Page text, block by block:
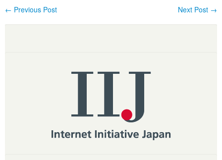
Next Post →
← Previous Post